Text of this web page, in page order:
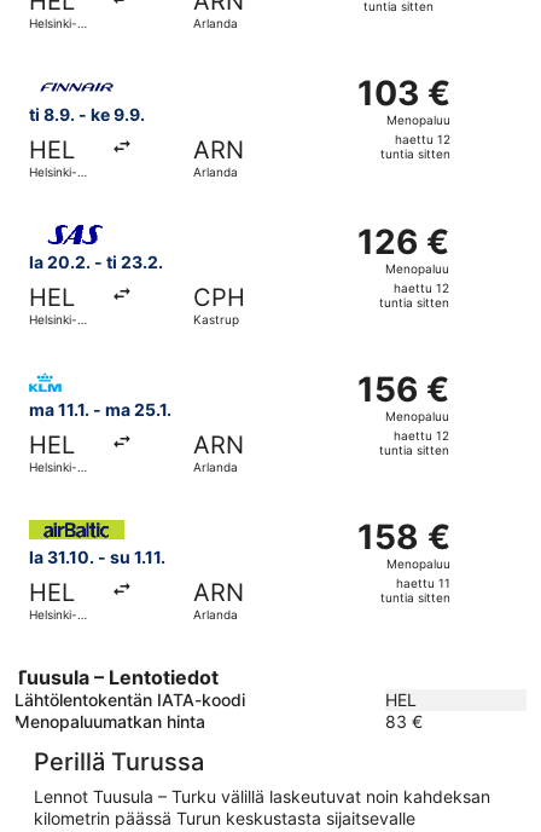
Helsinki-
Arlanda
12
tuntia sitten
ti 8.9. - ke 9.9.
HEL
Helsinki-
ARN
Arlanda
103 €
Menopaluu,
haettu
103 €
Menopaluu
haettu 12
tuntia sitten
la 20.2. - ti 23.2.
HEL
Helsinki-
CPH
Kastrup
126 €
Menopaluu,
haettu
126 €
Menopaluu
haettu 12
tuntia sitten
ma 11.1. - ma 25.1.
HEL
Helsinki-
ARN
Arlanda
156 €
Menopaluu,
haettu
156 €
Menopaluu
haettu 12
tuntia sitten
la 31.10. - su 1.11.
HEL
Helsinki-
ARN
Arlanda
158 €
Menopaluu,
haettu
158 €
Menopaluu
haettu 11
tuntia sitten
Tuusula – Lentotiedot
Lähtölentokentän IATA-koodi
HEL
Menopaluumatkan hinta
83 €
Perillä Turussa
Lennot Tuusula – Turku välillä laskeutuvat noin kahdeksan
kilometrin päässä Turun keskustasta sijaitsevalle